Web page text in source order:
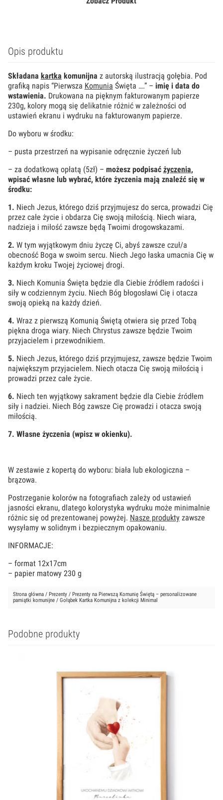
Opis produktu
Składana kartka komunijna z autorską ilustracją gołębia. Pod
grafiką napis “Pierwsza Komunia Święta ….” – imię i data do
wstawienia. Drukowana na pięknym fakturowanym papierze
230g, kolory mogą się delikatnie różnić w zależności od
ustawień ekranu i wydruku na fakturowanym papierze.
Do wyboru w środku:
– pusta przestrzeń na wypisanie odręcznie życzeń lub
– za dodatkową opłatą (5zł) – możesz podpisać życzenia,
wpisać własne lub wybrać, które życzenia mają znaleźć się w
środku:
1. Niech Jezus, którego dziś przyjmujesz do serca, prowadzi Cię
przez całe życie i obdarza Cię swoją miłością. Niech wiara,
nadzieja i miłość zawsze będą Twoimi drogowskazami.
2. W tym wyjątkowym dniu życzę Ci, abyś zawsze czuł/a
obecność Boga w swoim sercu. Niech Jego łaska umacnia Cię w
każdym kroku Twojej życiowej drogi.
3. Niech Komunia Święta będzie dla Ciebie źródłem radości i
siły w codziennym życiu. Niech Bóg błogosławi Cię i otacza
swoją opieką na każdy dzień.
4. Wraz z pierwszą Komunią Świętą otwiera się przed Tobą
piękna droga wiary. Niech Chrystus zawsze będzie Twoim
przyjacielem i przewodnikiem.
5. Niech Jezus, którego dziś przyjmujesz, zawsze będzie Twoim
największym przyjacielem. Niech otacza Cię swoją miłością i
prowadzi przez całe życie.
6. Niech ten wyjątkowy sakrament będzie dla Ciebie źródłem
siły i nadziei. Niech Bóg zawsze Cię prowadzi i otacza swoją
miłością.
7. Własne życzenia (wpisz w okienku).
W zestawie z kopertą do wyboru: biała lub ekologiczna –
brązowa.
Postrzeganie kolorów na fotografiach zależy od ustawień
jasności ekranu, dlatego kolorystyka wydruku może minimalnie
różnic się od prezentowanej powyżej. Nasze produktyzawsze
wysyłamy w solidnym i bezpiecznym opakowaniu.
INFORMACJE:
– format 12x17cm
– papier matowy 230 g
Strona główna/ Prezenty/ Prezenty na Pierwszą Komunię Świętą – personalizowane
pamiątki komunijne/ Gołąbek Kartka Komunijna z kolekcji Minimal
Podobne produkty